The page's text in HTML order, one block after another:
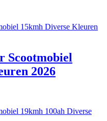
Scootmobiel
2026